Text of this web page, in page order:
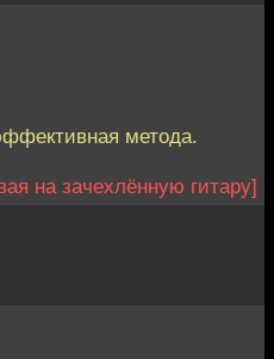
метода.
на зачехлённую гитару]